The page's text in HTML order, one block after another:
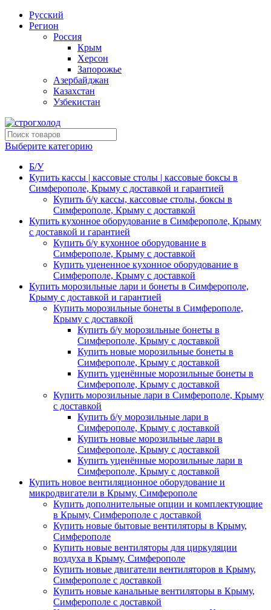
Русский
Регион
Россия
Крым
Херсон
Запорожье
Азербайджан
Казахстан
Узбекистан
Выберите категорию
Б/У
Купить кассы | кассовые столы | кассовые боксы в
Симферополе, Крыму с доставкой и гарантией
Купить б/у кассы, кассовые столы, боксы в
Симферополе, Крыму с доставкой
Купить кухонное оборудование в Симферополе, Крыму
с доставкой и гарантией
Купить б/у кухонное оборудование в
Симферополе, Крыму с доставкой
Купить уцененное кухонное оборудование в
Симферополе, Крыму с доставкой
Купить морозильные лари и бонеты в Симферополе,
Крыму с доставкой и гарантией
Купить морозильные бонеты в Симферополе,
Крыму с доставкой
Купить б/у морозильные бонеты в
Симферополе, Крыму с доставкой
Купить новые морозильные бонеты в
Симферополе, Крыму с доставкой
Купить уценённые морозильные бонеты в
Симферополе, Крыму с доставкой
Купить морозильные лари в Симферополе, Крыму
с доставкой
Купить б/у морозильные лари в
Симферополе, Крыму с доставкой
Купить новые морозильные лари в
Симферополе, Крыму с доставкой
Купить уценённые морозильные лари в
Симферополе, Крыму с доставкой
Купить новое вентиляционное оборудование и
микродвигатели в Крыму, Симферополе
Купить дополнительные опции и комплектующие
в Крыму, Симферополе с доставкой
Купить новые бытовые вентиляторы в Крыму,
Симферополе
Купить новые вентиляторы для циркуляции
воздуха в Крыму, Симферополе
Купить новые двигатели вентиляторов в Крыму,
Симферополе с доставкой
Купить новые канальные вентиляторы в Крыму,
Симферополе с доставкой